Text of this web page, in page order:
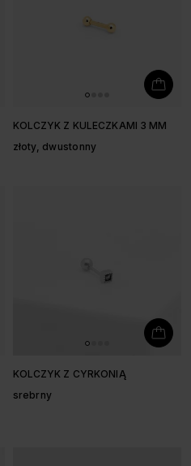
KOLCZYK Z KULECZKAMI 3 MM
złoty, dwustonny
KOLCZYK Z CYRKONIĄ
srebrny